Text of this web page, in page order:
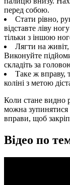
перед собою.
Стати рівно,
відставте ліву
тільки з іншою
Лягти на живіт,
Виконуйте
складіть за
Таке ж вправу,
коліні з метою
Коли стане видно
можна зупинятися
вправи, щоб
Відео по